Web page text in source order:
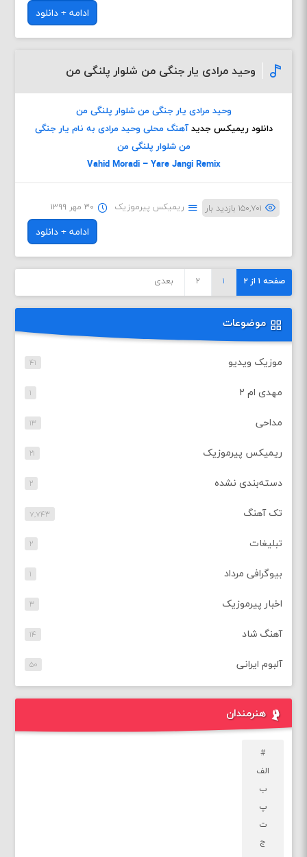
ادامه + دانلود
وحید مرادی یار جنگی من شلوار پلنگی من
وحید مرادی یار جنگی من شلوار پلنگی من
دانلود ریمیکس جدیدآهنگ محلی وحید مرادی به نام یار جنگی
من شلوار پلنگی من
Vahid Moradi – Yare Jangi Remix
۱۵۰,۷۰۱ بازدید بار ریمیکس پیرموزیک ۳۰ مهر ۱۳۹۹
ادامه + دانلود
صفحه ۱ از ۲ ۱ ۲ بعدی
موضوعات
موزیک ویدیو ۴۱
مهدی ام ۲ ۱
مداحی ۱۳
ریمیکس پیرموزیک ۲۱
دسته‌بندی نشده ۲
تک آهنگ ۷,۷۴۳
تبلیغات ۲
بیوگرافی مرداد ۱
اخبار پیرموزیک ۳
آهنگ شاد ۱۴
آلبوم ایرانی ۵۰
هنرمندان
#
الف
ب
پ
ت
ج